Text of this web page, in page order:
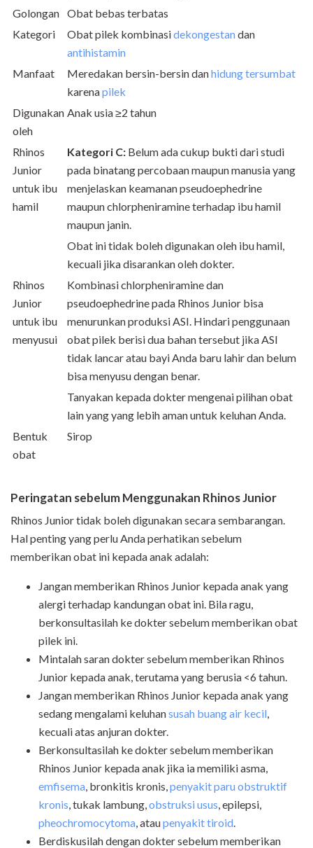
Golongan Obat bebas terbatas
Kategori
Obat pilek kombinasidekongestandan
antihistamin
Manfaat
Meredakan bersin-bersin danhidung tersumbat
karenapilek
Digunakan
oleh
Anak usia ≥2 tahun
Rhinos
Junior
untuk ibu
hamil
Kategori C: Belum ada cukup bukti dari studi
pada binatang percobaan maupun manusia yang
menjelaskan keamanan pseudoephedrine
maupun chlorpheniramine terhadap ibu hamil
maupun janin.
Obat ini tidak boleh digunakan oleh ibu hamil,
kecuali jika disarankan oleh dokter.
Rhinos
Junior
untuk ibu
menyusui
Kombinasi chlorpheniramine dan
pseudoephedrine pada Rhinos Junior bisa
menurunkan produksi ASI. Hindari penggunaan
obat pilek berisi dua bahan tersebut jika ASI
tidak lancar atau bayi Anda baru lahir dan belum
bisa menyusu dengan benar.
Tanyakan kepada dokter mengenai pilihan obat
lain yang yang lebih aman untuk keluhan Anda.
Bentuk
obat
Sirop
Peringatan sebelum Menggunakan Rhinos Junior
Rhinos Junior tidak boleh digunakan secara sembarangan.
Hal penting yang perlu Anda perhatikan sebelum
memberikan obat ini kepada anak adalah:
Jangan memberikan Rhinos Junior kepada anak yang
alergi terhadap kandungan obat ini. Bila ragu,
berkonsultasilah ke dokter sebelum memberikan obat
pilek ini.
Mintalah saran dokter sebelum memberikan Rhinos
Junior kepada anak, terutama yang berusia <6 tahun.
Jangan memberikan Rhinos Junior kepada anak yang
sedang mengalami keluhansusah buang air kecil,
kecuali atas anjuran dokter.
Berkonsultasilah ke dokter sebelum memberikan
Rhinos Junior kepada anak jika ia memiliki asma,
emfisema, bronkitis kronis,penyakit paru obstruktif
kronis, tukak lambung,obstruksi usus, epilepsi,
pheochromocytoma, ataupenyakit tiroid.
Berdiskusilah dengan dokter sebelum memberikan